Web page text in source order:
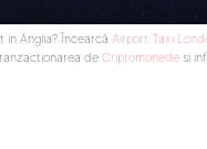
Anglia? Încearcă Airport Taxi
de Criptomonede si